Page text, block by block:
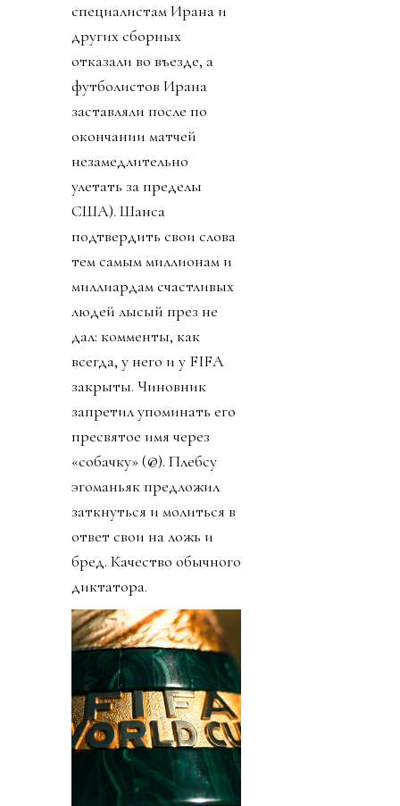
специалистам Ирана и
других сборных
отказали во въезде, а
футболистов Ирана
заставляли после по
окончании матчей
незамедлительно
улетать за пределы
США). Шанса
подтвердить свои слова
тем самым миллионам и
миллиардам счастливых
людей лысый през не
дал: комменты, как
всегда, у него и у FIFA
закрыты. Чиновник
запретил упоминать его
пресвятое имя через
«собачку» (@). Плебсу
эгоманьяк предложил
заткнуться и молиться в
ответ свои на ложь и
бред. Качество обычного
диктатора.